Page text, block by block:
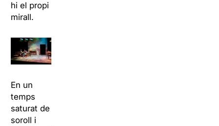
hi el propi
mirall.
En un
temps
saturat de
soroll i